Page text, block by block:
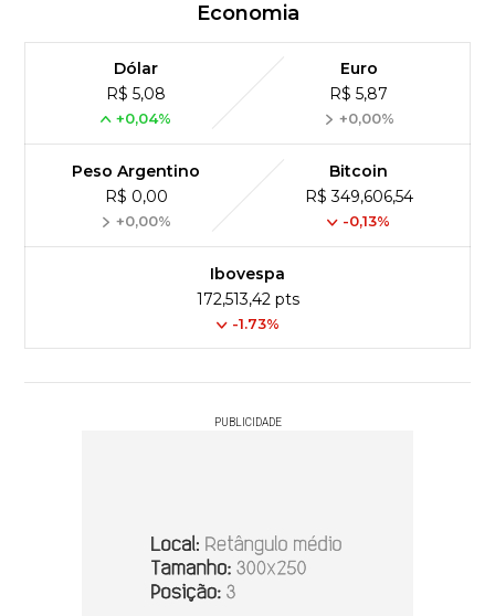
Economia
Dólar
R$ 5,08
+0,04%
Euro
R$ 5,87
+0,00%
Peso Argentino
R$ 0,00
+0,00%
Bitcoin
R$ 349,606,54
-0,13%
Ibovespa
172,513,42 pts
-1.73%
PUBLICIDADE